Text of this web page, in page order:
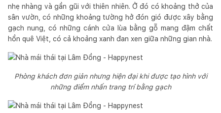
nhẹ nhàng và gần gũi với thiên nhiên. Ở đó có khoảng thở của
sân vườn, có những khoảng tường hở đón gió được xây bằng
gạch nung, có những cánh cửa lùa bằng gỗ mang đậm chất
hồn quê Việt, có cả khoảng xanh đan xen giữa những gian nhà.
Phòng khách đơn giản nhưng hiện đại khi được tạo hình với
những điểm nhấn trang trí bằng gạch